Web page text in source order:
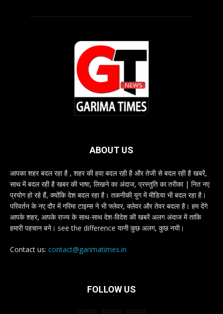
ABOUT US
आपका शहर बदल रहा है , शहर की हवा बदल रही है और तेजी से बदल रही है खबरें,
साथ में बदल रही है खबर की भाषा, लिखने का अंदाज, प्रस्तुति का तरीका | नित नए
प्रयोग हो रहे हैं, क्योंकि देश बदल रहा है। तकनीकी युग में मीडिया भी बदल रहा है।
परिवर्तन के नए दौर में गरिमा टाइम्स ने भी फ्लेवर, क्लेवर और तेवर बदला है। हम देंगे
आपके शहर, आपके राज्य के साथ-साथ देश-विदेश की खबरें अलग अंदाज में ताकि
हमारी पहचान बने। see the difference यानी कुछ अलग, कुछ नयी।
Contact us: contact@garimatimes.in
FOLLOW US